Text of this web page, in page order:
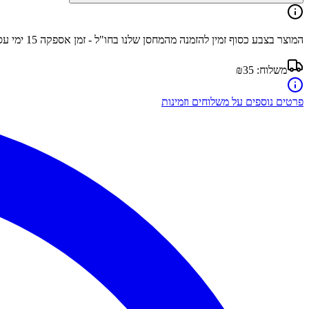
המוצר בצבע כסוף זמין להזמנה מהמחסן שלנו בחו"ל - זמן אספקה 15 ימי
משלוח: ₪35
פרטים נוספים על משלוחים וזמינות